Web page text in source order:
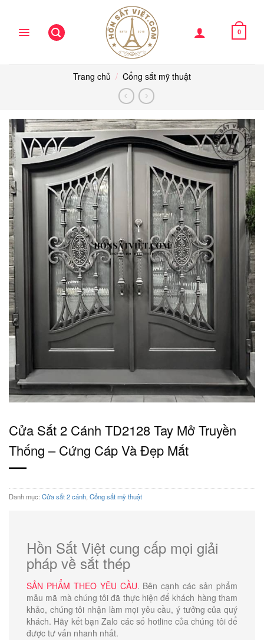
content
0
Trang chủ / Cổng sắt mỹ thuật
Cửa Sắt 2 Cánh TD2128 Tay Mở Truyền
Thống – Cứng Cáp Và Đẹp Mắt
Danh mục: Cửa sắt 2 cánh Cổng sắt mỹ thuật
Hồn Sắt Việt cung cấp mọi giải
pháp về sắt thép
SẢN PHẨM THEO YÊU CẦU. Bên cạnh các sản phẩm
mẫu mã mà chúng tôi đã thực hiện để khách hàng tham
khảo, chúng tôi nhận làm mọi yêu cầu, ý tưởng của quý
khách. Hãy kết bạn Zalo các số hotline của chúng tôi để
được tư vấn nhanh nhất.